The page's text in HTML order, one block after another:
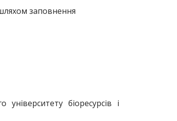
заповнення
біоресурсів і